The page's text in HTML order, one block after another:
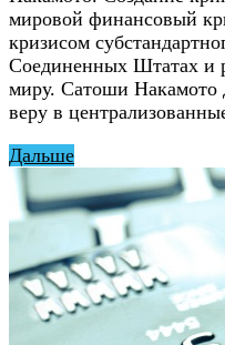
мировой финансовый
кризисом
Соединенных Штатах и
миру. Сатоши Накамото
веру в
Дальше